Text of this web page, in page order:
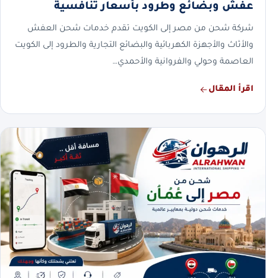
عفش وبضائع وطرود بأسعار تنافسية
شركة شحن من مصر إلى الكويت تقدم خدمات شحن العفش
والأثاث والأجهزة الكهربائية والبضائع التجارية والطرود إلى الكويت
العاصمة وحولي والفروانية والأحمدي…
اقرأ المقال